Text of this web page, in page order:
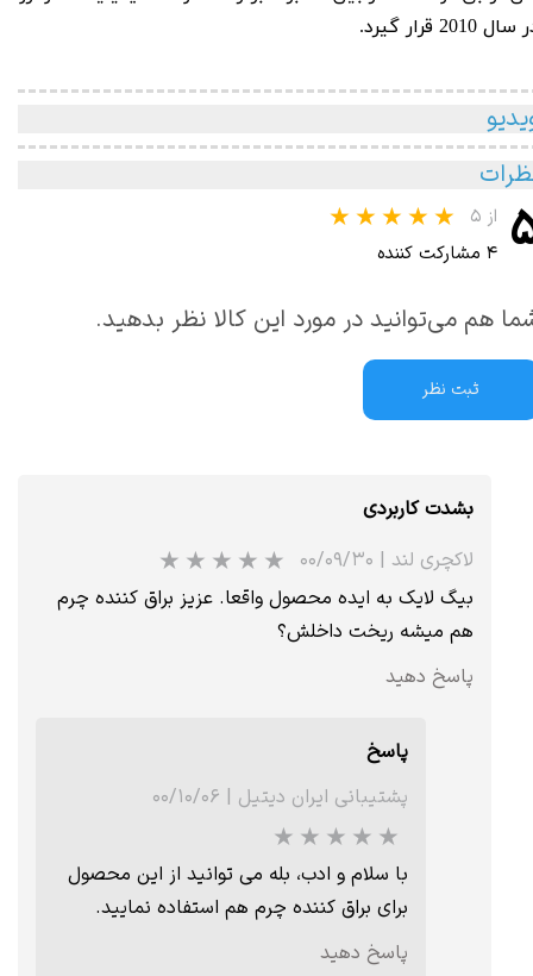
2010 قرار گیرد.
از ۵
۴ مشارکت کننده
هم می‌توانید در مورد این کالا نظر بدهید.
ثبت نظر
بشدت کاربردی
لاکچری لند | ۰۰/۰۹/۳۰
بیگ لایک به ایده محصول واقعا. عزیز براق کننده چرم
هم میشه ریخت داخلش؟
پاسخ دهید
پاسخ
پشتیبانی ایران دیتیل | ۰۰/۱۰/۰۶
با سلام و ادب، بله می توانید از این محصول
برای براق کننده چرم هم استفاده نمایید.
پاسخ دهید